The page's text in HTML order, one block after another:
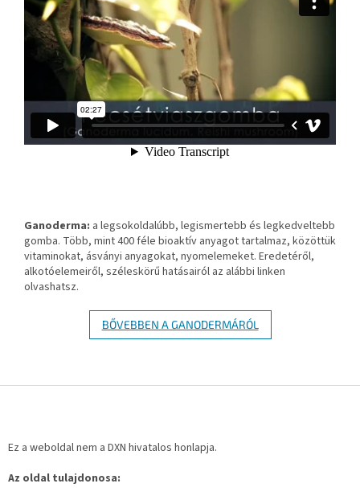
Ganoderma: a legsokoldalúbb, legismertebb és legkedveltebb
gomba. Több, mint 400 féle bioaktív anyagot tartalmaz, közöttük
vitaminokat, ásványi anyagokat, nyomelemeket. Eredetéről,
alkotóelemeiről, széleskörű hatásairól az alábbi linken
olvashatsz.
BŐVEBBEN A GANODERMÁRÓL
Ez a weboldal nem a DXN hivatalos honlapja.
Az oldal tulajdonosa: